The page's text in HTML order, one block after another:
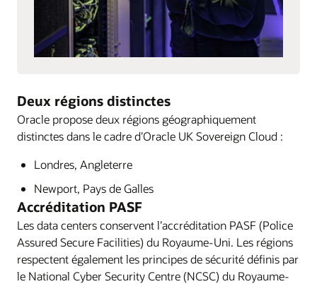
Deux régions distinctes
Oracle propose deux régions géographiquement
distinctes dans le cadre d’Oracle UK Sovereign Cloud :
Londres, Angleterre
Newport, Pays de Galles
Accréditation PASF
Les data centers conservent l’accréditation PASF (Police
Assured Secure Facilities) du Royaume-Uni. Les régions
respectent également les principes de sécurité définis par
le National Cyber Security Centre (NCSC) du Royaume-